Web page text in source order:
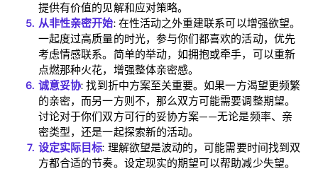
提供有价值的见解和应对策略。
从非性亲密开始: 在性活动之外重建联系可以增强欲望。
一起度过高质量的时光，参与你们都喜欢的活动，优先
考虑情感联系。简单的举动，如拥抱或牵手，可以重新
点燃那种火花，增强整体亲密感。
诚意妥协: 找到折中方案至关重要。如果一方渴望更频繁
的亲密，而另一方则不，那么双方可能需要调整期望。
讨论对于你们双方可行的妥协方案——无论是频率、亲
密类型，还是一起探索新的活动。
设定实际目标: 理解欲望是波动的，可能需要时间找到双
方都合适的节奏。设定现实的期望可以帮助减少失望。